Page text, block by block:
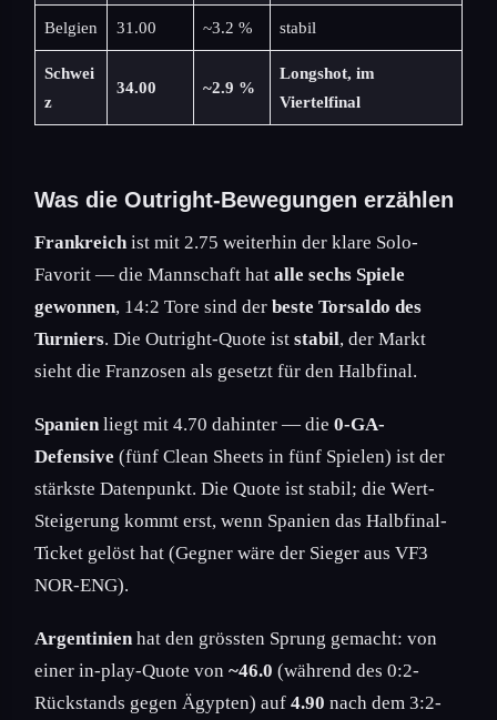
Belgien 31.00 ~3.2 % stabil
Schwei
z
34.00 ~2.9 %
Longshot, im
Viertelfinal
Was die Outright-Bewegungen erzählen
Frankreichist mit 2.75 weiterhin der klare Solo-
Favorit — die Mannschaft hat alle sechs Spiele
gewonnen, 14:2 Tore sind der beste Torsaldo des
Turniers. Die Outright-Quote ist stabil, der Markt
sieht die Franzosen als gesetzt für den Halbfinal.
Spanienliegt mit 4.70 dahinter — die 0-GA-
Defensive (fünf Clean Sheets in fünf Spielen) ist der
stärkste Datenpunkt. Die Quote ist stabil; die Wert-
Steigerung kommt erst, wenn Spanien das Halbfinal-
Ticket gelöst hat (Gegner wäre der Sieger aus VF3
NOR-ENG).
Argentinienhat den grössten Sprung gemacht: von
einer in-play-Quote von ~46.0 (während des 0:2-
Rückstands gegen Ägypten) auf 4.90 nach dem 3:2-